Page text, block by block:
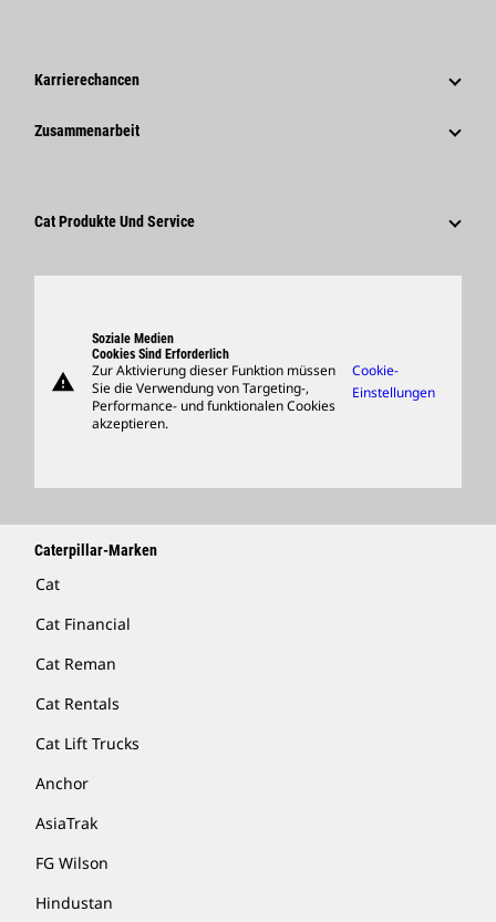
Verhaltenskodex
Innovation
Unternehmensweite Pressemitteilungen
Karrierechancen
Warum Caterpillar?
Zusammenarbeit
Lieferanten
Cat Produkte Und Service
Support
Merchandise
Händler Suchen
warning
Soziale Medien
Cookies Sind Erforderlich
Zur Aktivierung dieser Funktion müssen
Sie die Verwendung von Targeting-,
Performance- und funktionalen Cookies
akzeptieren.
Cookie-
Einstellungen
Caterpillar-Marken
Cat
Cat Financial
Cat Reman
Cat Rentals
Cat Lift Trucks
Anchor
AsiaTrak
FG Wilson
Hindustan